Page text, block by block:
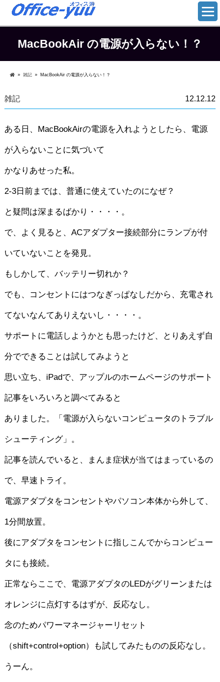
MacBookAir の電源が入らない！？
» 雑記 » MacBookAir の電源が入らない！？
雑記 12.12.12
ある日、MacBookAirの電源を入れようとしたら、電源
が入らないことに気づいて
かなりあせった私。
2-3日前までは、普通に使えていたのになぜ？
と疑問は深まるばかり・・・・。
で、よく見ると、ACアダプター接続部分にランプが付
いていないことを発見。
もしかして、バッテリー切れか？
でも、コンセントにはつなぎっぱなしだから、充電され
てないなんてありえないし・・・・。
サポートに電話しようかとも思ったけど、とりあえず自
分でできることは試してみようと
思い立ち、iPadで、アップルのホームページのサポート
記事をいろいろと調べてみると
ありました。「電源が入らないコンピュータのトラブル
シューティング」。
記事を読んでいると、まんま症状が当てはまっているの
で、早速トライ。
電源アダプタをコンセントやパソコン本体から外して、
1分間放置。
後にアダプタをコンセントに指しこんでからコンピュー
タにも接続。
正常ならここで、電源アダプタのLEDがグリーンまたは
オレンジに点灯するはずが、反応なし。
念のためパワーマネージャーリセット
（shift+control+option）も試してみたものの反応なし。
うーん。